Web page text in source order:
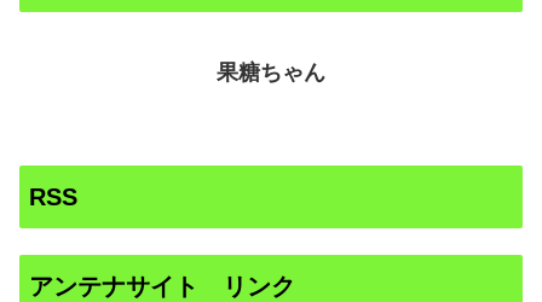
果糖ちゃん
RSS
アンテナサイト リンク